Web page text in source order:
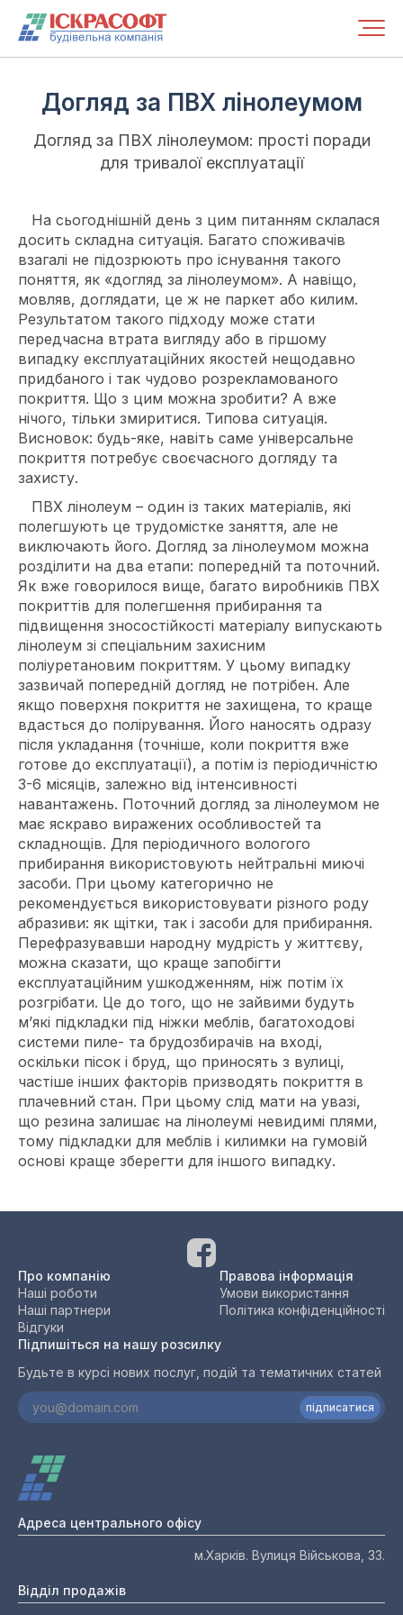
Догляд за ПВХ лінолеумом
Догляд за ПВХ лінолеумом: прості поради
для тривалої експлуатації
На сьогоднішній день з цим питанням склалася
досить складна ситуація. Багато споживачів
взагалі не підозрюють про існування такого
поняття, як «догляд за лінолеумом». А навіщо,
мовляв, доглядати, це ж не паркет або килим.
Результатом такого підходу може стати
передчасна втрата вигляду або в гіршому
випадку експлуатаційних якостей нещодавно
придбаного і так чудово розрекламованого
покриття. Що з цим можна зробити? А вже
нічого, тільки змиритися. Типова ситуація.
Висновок: будь-яке, навіть саме універсальне
покриття потребує своєчасного догляду та
захисту.
ПВХ лінолеум – один із таких матеріалів, які
полегшують це трудомістке заняття, але не
виключають його. Догляд за лінолеумом можна
розділити на два етапи: попередній та поточний.
Як вже говорилося вище, багато виробників ПВХ
покриттів для полегшення прибирання та
підвищення зносостійкості матеріалу випускають
лінолеум зі спеціальним захисним
поліуретановим покриттям. У цьому випадку
зазвичай попередній догляд не потрібен. Але
якщо поверхня покриття не захищена, то краще
вдасться до полірування. Його наносять одразу
після укладання (точніше, коли покриття вже
готове до експлуатації), а потім із періодичністю
3-6 місяців, залежно від інтенсивності
навантажень. Поточний догляд за лінолеумом не
має яскраво виражених особливостей та
складнощів. Для періодичного вологого
прибирання використовують нейтральні миючі
засоби. При цьому категорично не
рекомендується використовувати різного роду
абразиви: як щітки, так і засоби для прибирання.
Перефразувавши народну мудрість у життєву,
можна сказати, що краще запобігти
експлуатаційним ушкодженням, ніж потім їх
розгрібати. Це до того, що не зайвими будуть
м’які підкладки під ніжки меблів, багатоходові
системи пиле- та брудозбирачів на вході,
оскільки пісок і бруд, що приносять з вулиці,
частіше інших факторів призводять покриття в
плачевний стан. При цьому слід мати на увазі,
що резина залишає на лінолеумі невидимі плями,
тому підкладки для меблів і килимки на гумовій
основі краще зберегти для іншого випадку.
Про компанію
Наші роботи
Наші партнери
Відгуки
Правова інформація
Умови використання
Політика конфіденційності
Підпишіться на нашу розсилку
Будьте в курсі нових послуг, подій та тематичних статей
підписатися
Адреса центрального офісу
м.Харків. Вулиця Військова, 33.
Відділ продажів